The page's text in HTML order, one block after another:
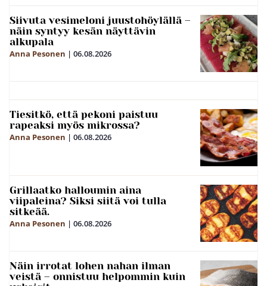
Siivuta vesimeloni juustohöylällä –
näin syntyy kesän näyttävin
alkupala
Anna Pesonen | 06.08.2026
Tiesitkö, että pekoni paistuu
rapeaksi myös mikrossa?
Anna Pesonen | 06.08.2026
Grillaatko halloumin aina
viipaleina? Siksi siitä voi tulla
sitkeää.
Anna Pesonen | 06.08.2026
Näin irrotat lohen nahan ilman
veistä – onnistuu helpommin kuin